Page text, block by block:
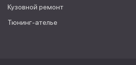
Кузовной ремонт
Тюнинг-ателье